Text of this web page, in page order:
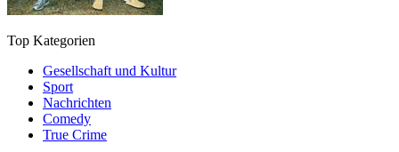
Top Kategorien
Gesellschaft und Kultur
Sport
Nachrichten
Comedy
True Crime